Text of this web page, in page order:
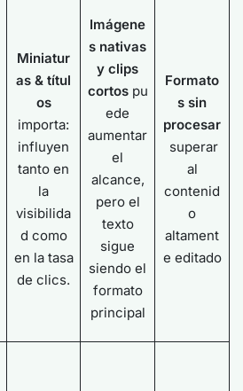
Miniatur
as & títul
os
importa:
influyen
tanto en
la
visibilida
d como
en la tasa
de clics.
Imágene
s nativas
y clips
cortos pu
ede
aumentar
el
alcance,
pero el
texto
sigue
siendo el
formato
principal
Formato
s sin
procesar
superar
al
contenid
o
altament
e editado